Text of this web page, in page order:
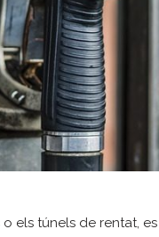
els túnels de rentat,